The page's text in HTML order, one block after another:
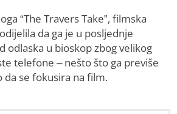
“The Travers Take”, filmska
da ga je u posljednje
odlaska u bioskop zbog velikog
telefone – nešto što ga previše
da se fokusira na film.